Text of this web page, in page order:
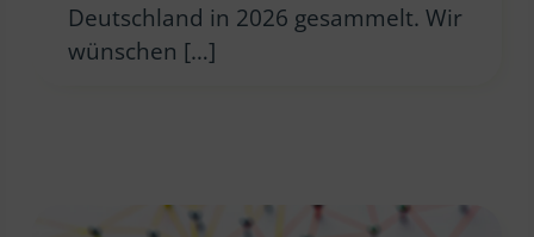
Deutschland in 2026 gesammelt. Wir
wünschen […]